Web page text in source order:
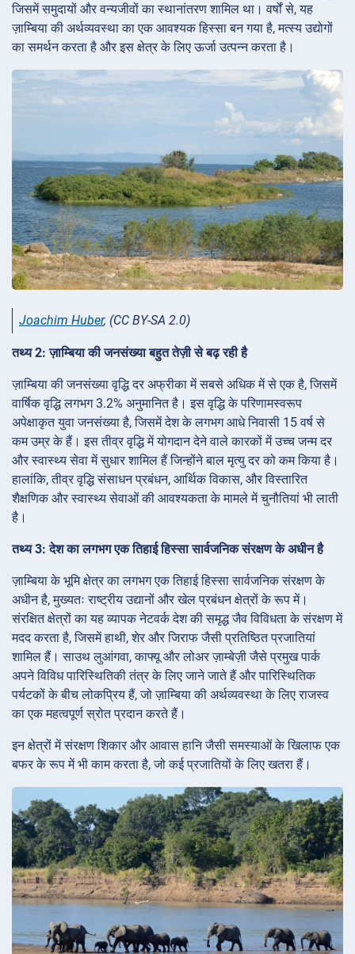
जिसमें समुदायों और वन्यजीवों का स्थानांतरण शामिल था। वर्षों से, यह
ज़ाम्बिया की अर्थव्यवस्था का एक आवश्यक हिस्सा बन गया है, मत्स्य उद्योगों
का समर्थन करता है और इस क्षेत्र के लिए ऊर्जा उत्पन्न करता है।
Joachim Huber, (CC BY-SA 2.0)
तथ्य 2: ज़ाम्बिया की जनसंख्या बहुत तेज़ी से बढ़ रही है
ज़ाम्बिया की जनसंख्या वृद्धि दर अफ्रीका में सबसे अधिक में से एक है, जिसमें
वार्षिक वृद्धि लगभग 3.2% अनुमानित है। इस वृद्धि के परिणामस्वरूप
अपेक्षाकृत युवा जनसंख्या है, जिसमें देश के लगभग आधे निवासी 15 वर्ष से
कम उम्र के हैं। इस तीव्र वृद्धि में योगदान देने वाले कारकों में उच्च जन्म दर
और स्वास्थ्य सेवा में सुधार शामिल हैं जिन्होंने बाल मृत्यु दर को कम किया है।
हालांकि, तीव्र वृद्धि संसाधन प्रबंधन, आर्थिक विकास, और विस्तारित
शैक्षणिक और स्वास्थ्य सेवाओं की आवश्यकता के मामले में चुनौतियां भी लाती
है।
तथ्य 3: देश का लगभग एक तिहाई हिस्सा सार्वजनिक संरक्षण के अधीन है
ज़ाम्बिया के भूमि क्षेत्र का लगभग एक तिहाई हिस्सा सार्वजनिक संरक्षण के
अधीन है, मुख्यतः राष्ट्रीय उद्यानों और खेल प्रबंधन क्षेत्रों के रूप में।
संरक्षित क्षेत्रों का यह व्यापक नेटवर्क देश की समृद्ध जैव विविधता के संरक्षण में
मदद करता है, जिसमें हाथी, शेर और जिराफ जैसी प्रतिष्ठित प्रजातियां
शामिल हैं। साउथ लुआंगवा, काफ्यू और लोअर ज़ाम्बेज़ी जैसे प्रमुख पार्क
अपने विविध पारिस्थितिकी तंत्र के लिए जाने जाते हैं और पारिस्थितिक
पर्यटकों के बीच लोकप्रिय हैं, जो ज़ाम्बिया की अर्थव्यवस्था के लिए राजस्व
का एक महत्वपूर्ण स्रोत प्रदान करते हैं।
इन क्षेत्रों में संरक्षण शिकार और आवास हानि जैसी समस्याओं के खिलाफ एक
बफर के रूप में भी काम करता है, जो कई प्रजातियों के लिए खतरा हैं।